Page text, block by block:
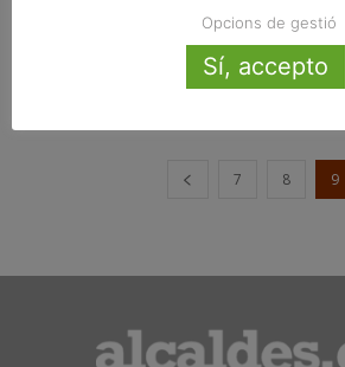
De Gispert és proclamada
Parlament per 77 vots
7 8 9
Opcions de gestió
Sí, accepto